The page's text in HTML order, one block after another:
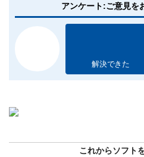
アンケート:ご意見を
解決できた
これからソフト